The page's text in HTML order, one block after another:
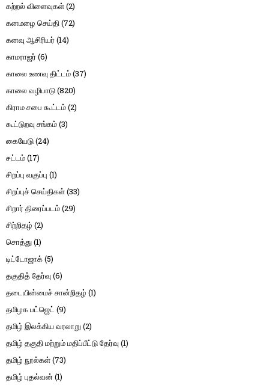
கற்றல் விளைவுகள்(2)
கனமழை செய்தி(72)
கனவு ஆசிரியர் (14)
காமராஜர் (6)
காலை உணவு திட்டம்(37)
காலை வழிபாடு(820)
கிராம சபை கூட்டம்(2)
கூட்டுறவு சங்கம்(3)
கையேடு(24)
சட்டம்(17)
சிறப்பு வகுப்பு (1)
சிறப்புச் செய்திகள்(33)
சிறார் திரைப்படம்(29)
சிற்றிதழ் (2)
சொத்து(1)
டிட்டோஜாக்(5)
தகுதித் தேர்வு (6)
தடையின்மைச் சான்றிதழ் (1)
தமிழக பட்ஜெட் (9)
தமிழ் இலக்கிய வரலாறு (2)
தமிழ் தகுதி மற்றும் மதிப்பீட்டு தேர்வு (1)
தமிழ் நூல்கள்(73)
தமிழ் புதல்வன் (1)